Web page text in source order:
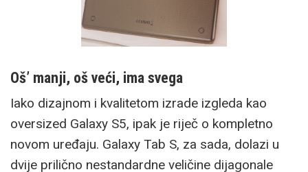
Oš’ manji, oš veći, ima svega
Iako dizajnom i kvalitetom izrade izgleda kao
oversized Galaxy S5, ipak je riječ o kompletno
novom uređaju. Galaxy Tab S, za sada, dolazi u
dvije prilično nestandardne veličine dijagonale